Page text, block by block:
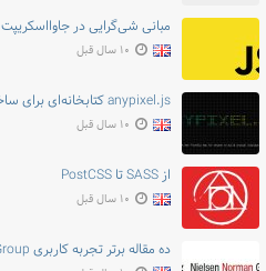
مبانی شی‌گرایی در جاوااسکریپت
۱۰ سال قبل
anypixel.js کتابخانه‌ای برای ساخت صفحات غیر معمول !
۱۰ سال قبل
از SASS تا PostCSS
۱۰ سال قبل
ده مقاله برتر تجربه کاربری NN Group در سال ۲۰۱۶